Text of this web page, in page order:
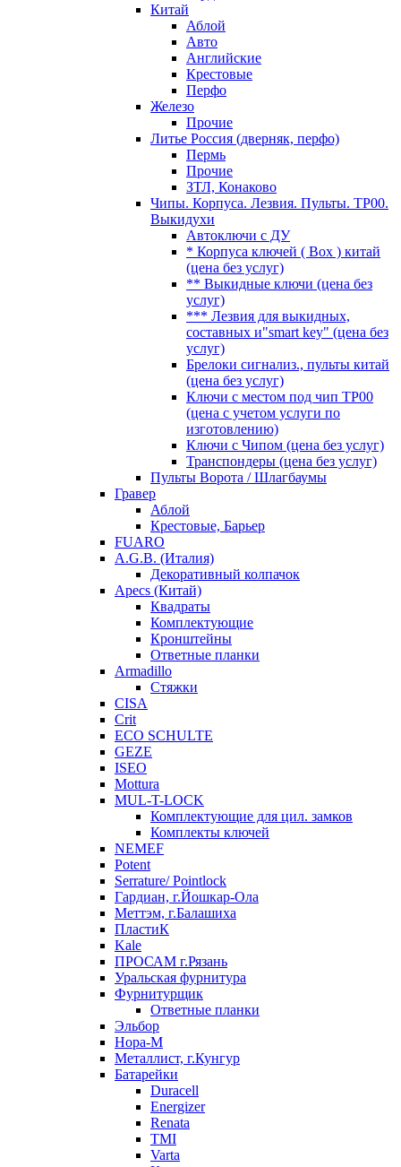
Китай
Аблой
Авто
Английские
Крестовые
Перфо
Железо
Прочие
Литье Россия (дверняк, перфо)
Пермь
Прочие
ЗТЛ, Конаково
Чипы. Корпуса. Лезвия. Пульты. TP00.
Выкидухи
Автоключи с ДУ
* Корпуса ключей ( Box ) китай
(цена без услуг)
** Выкидные ключи (цена без
услуг)
*** Лезвия для выкидных,
составных и"smart key" (цена без
услуг)
Брелоки сигнализ., пульты китай
(цена без услуг)
Ключи с местом под чип TP00
(цена с учетом услуги по
изготовлению)
Ключи с Чипом (цена без услуг)
Транспондеры (цена без услуг)
Пульты Ворота / Шлагбаумы
Гравер
Аблой
Крестовые, Барьер
FUARO
A.G.B. (Италия)
Декоративный колпачок
Apecs (Китай)
Квадраты
Комплектующие
Кронштейны
Ответные планки
Armadillo
Стяжки
CISA
Crit
ECO SCHULTE
GEZE
ISEO
Mottura
MUL-T-LOCK
Комплектующие для цил. замков
Комплекты ключей
NEMEF
Potent
Serrature/ Pointlock
Гардиан, г.Йошкар-Ола
Меттэм, г.Балашиха
ПластиК
Kale
ПРОСАМ г.Рязань
Уральская фурнитура
Фурнитурщик
Ответные планки
Эльбор
Нора-М
Металлист, г.Кунгур
Батарейки
Duracell
Energizer
Renata
TMI
Varta